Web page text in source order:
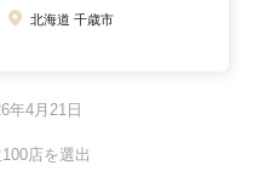
北海道 千歳市
年4月21日
店を選出